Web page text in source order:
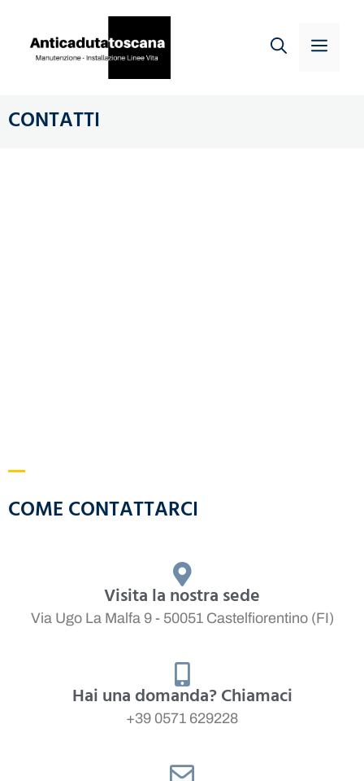
CONTATTI
COME CONTATTARCI
Visita la nostra sede
Via Ugo La Malfa 9 - 50051 Castelfiorentino (FI)
Hai una domanda? Chiamaci
+39 0571 629228